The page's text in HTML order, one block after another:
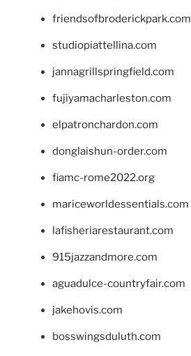
friendsofbroderickpark.com
studiopiattellina.com
jannagrillspringfield.com
fujiyamacharleston.com
elpatronchardon.com
donglaishun-order.com
fiamc-rome2022.org
mariceworldessentials.com
lafisheriarestaurant.com
915jazzandmore.com
aguadulce-countryfair.com
jakehovis.com
bosswingsduluth.com